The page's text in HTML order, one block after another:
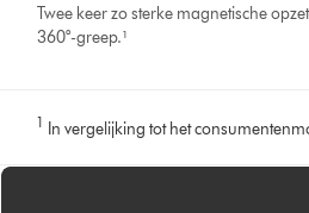
Twee keer zo sterke magnetische
360°-greep.¹
1 In vergelijking tot het